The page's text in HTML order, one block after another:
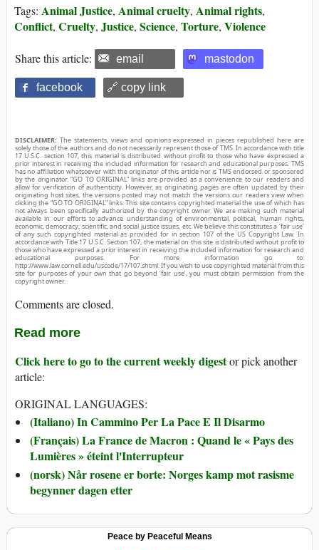
Tags: Animal Justice, Animal cruelty, Animal rights,
Conflict, Cruelty, Justice, Science, Torture, Violence
Share this article: email mastodon
facebook 🔗 copy link
DISCLAIMER: The statements, views and opinions expressed in pieces republished here are
solely those of the authors and do not necessarily represent those of TMS. In accordance with title
17 U.S.C. section 107, this material is distributed without profit to those who have expressed a
prior interest in receiving the included information for research and educational purposes. TMS
has no affiliation whatsoever with the originator of this article nor is TMS endorsed or sponsored
by the originator. “GO TO ORIGINAL” links are provided as a convenience to our readers and
allow for verification of authenticity. However, as originating pages are often updated by their
originating host sites, the versions posted may not match the versions our readers view when
clicking the “GO TO ORIGINAL” links. This site contains copyrighted material the use of which has
not always been specifically authorized by the copyright owner. We are making such material
available in our efforts to advance understanding of environmental, political, human rights,
economic, democracy, scientific, and social justice issues, etc. We believe this constitutes a ‘fair use’
of any such copyrighted material as provided for in section 107 of the US Copyright Law. In
accordance with Title 17 U.S.C. Section 107, the material on this site is distributed without profit to
those who have expressed a prior interest in receiving the included information for research and
educational purposes. For more information go to:
http://www.law.cornell.edu/uscode/17/107.shtml. If you wish to use copyrighted material from this
site for purposes of your own that go beyond ‘fair use’, you must obtain permission from the
copyright owner.
Comments are closed.
Read more
Click here to go to the current weekly digestor pick another
article:
ORIGINAL LANGUAGES:
(Italiano) In Cammino Per La Pace E Il Disarmo
(Français) La France de Macron : Quand le « Pays des
Lumières » éteint l'Interrupteur
(norsk) Når rosene er borte: Norges kamp mot rasisme
begynner dagen etter
Peace by Peaceful Means